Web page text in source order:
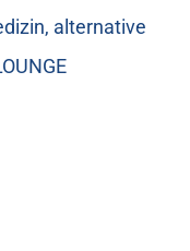
alternative